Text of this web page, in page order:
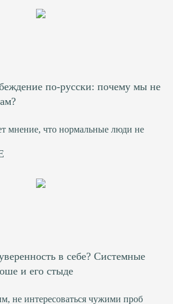
по-русски: почему мы не
мнение, что нормальные люди не
в себе? Системные
и его стыде
не интересоваться чужими проб